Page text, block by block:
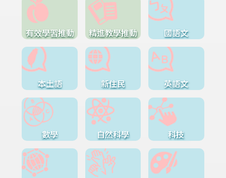
有效學習推動 精進教學推動 國語文
本土語 新住民 英語文
數學 自然科學 科技